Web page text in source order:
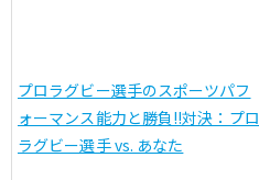
プロラグビー選手のスポーツパフ
ォーマンス能力と勝負!!対決：プロ
ラグビー選手 vs. あなた